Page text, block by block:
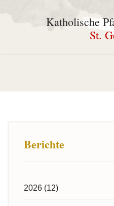
Katholische
St.
Berichte
2026 (12)